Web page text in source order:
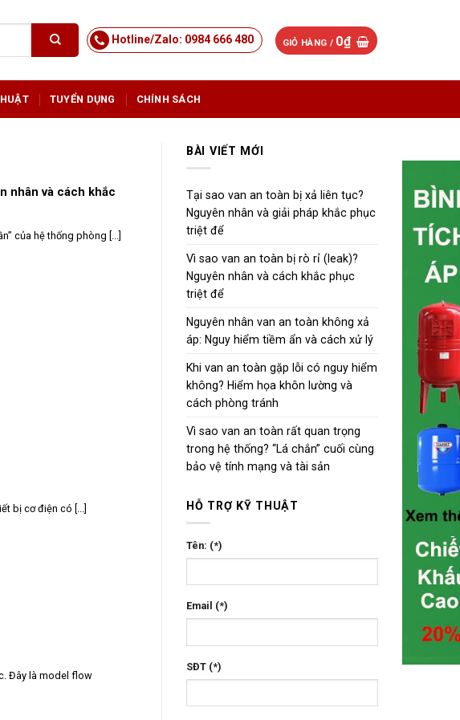
Hotline/Zalo: 0984 666 480 GIỎ HÀNG / 0₫
TUYỂN DỤNG CHÍNH SÁCH
nhân và cách khắc
của hệ thống phòng [...]
bị cơ điện có [...]
Đây là model flow
BÀI VIẾT MỚI
Tại sao van an toàn bị xả liên tục?
Nguyên nhân và giải pháp khắc phục
triệt để
Vì sao van an toàn bị rò rỉ (leak)?
Nguyên nhân và cách khắc phục
triệt để
Nguyên nhân van an toàn không xả
áp: Nguy hiểm tiềm ẩn và cách xử lý
Khi van an toàn gặp lỗi có nguy hiểm
không? Hiểm họa khôn lường và
cách phòng tránh
Vì sao van an toàn rất quan trọng
trong hệ thống? “Lá chắn” cuối cùng
bảo vệ tính mạng và tài sản
HỖ TRỢ KỸ THUẬT
Tên: (*)
Email (*)
SĐT (*)